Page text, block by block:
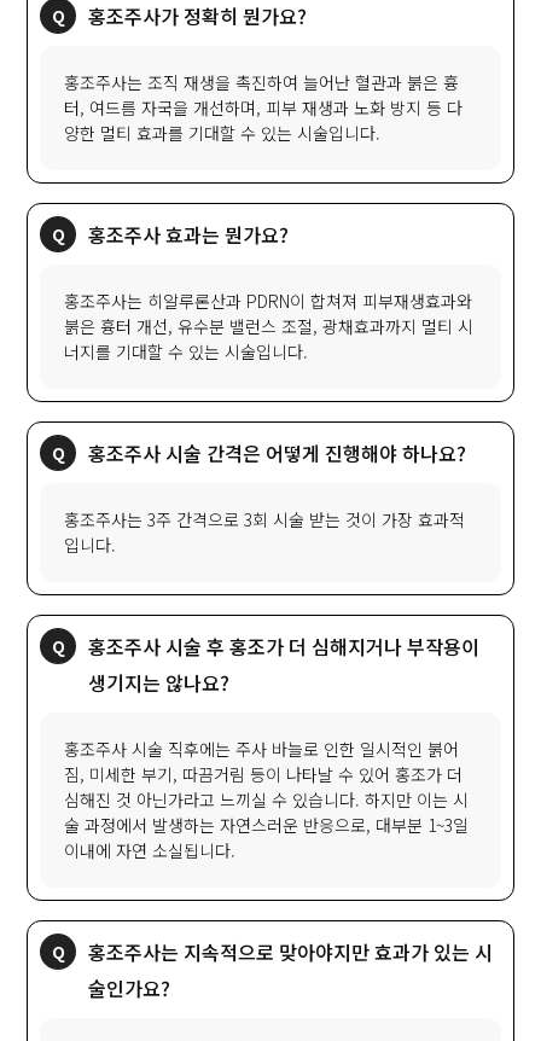
홍조주사가 정확히 뭔가요?
홍조주사는 조직 재생을 촉진하여 늘어난 혈관과 붉은 흉
터, 여드름 자국을 개선하며, 피부 재생과 노화 방지 등 다
양한 멀티 효과를 기대할 수 있는 시술입니다.
홍조주사 효과는 뭔가요?
홍조주사는 히알루론산과 PDRN이 합쳐져 피부재생효과와
붉은 흉터 개선, 유수분 밸런스 조절, 광채효과까지 멀티 시
너지를 기대할 수 있는 시술입니다.
홍조주사 시술 간격은 어떻게 진행해야 하나요?
홍조주사는 3주 간격으로 3회 시술 받는 것이 가장 효과적
입니다.
홍조주사 시술 후 홍조가 더 심해지거나 부작용이
생기지는 않나요?
홍조주사 시술 직후에는 주사 바늘로 인한 일시적인 붉어
짐, 미세한 부기, 따끔거림 등이 나타날 수 있어 홍조가 더
심해진 것 아닌가라고 느끼실 수 있습니다. 하지만 이는 시
술 과정에서 발생하는 자연스러운 반응으로, 대부분 1~3일
이내에 자연 소실됩니다.
홍조주사는 지속적으로 맞아야지만 효과가 있는 시
술인가요?